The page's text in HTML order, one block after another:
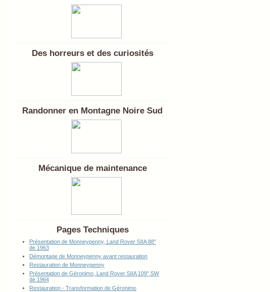
Des horreurs et des curiosités
Randonner en Montagne Noire Sud
Mécanique de maintenance
Pages Techniques
Présentation de Monneypenny, Land Rover SIIA 88"
de 1963
Démontage de Monneypenny avant restauration
Restauration de Monneypenny
Présentation de Géronimo, Land Rover SIIA 109" SW
de 1964
Restauration - Transformation de Géronimo